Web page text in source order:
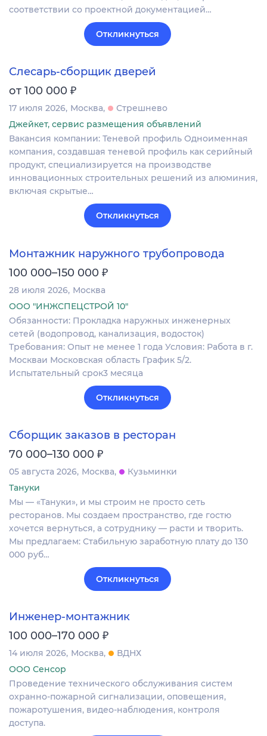
соответствии со проектной документацией…
Откликнуться
Слесарь-сборщик дверей
от 100 000 ₽
17 июля 2026 Москва
Стрешнево
Джейкет, сервис размещения объявлений
Вакансия компании: Теневой профиль Одноименная
компания, создавшая теневой профиль как серийный
продукт, специализируется на производстве
инновационных строительных решений из алюминия,
включая скрытые…
Откликнуться
Монтажник наружного трубопровода
100 000–150 000 ₽
28 июля 2026 Москва
ООО "ИНЖСПЕЦСТРОЙ 10"
Обязанности: Прокладка наружных инженерных
сетей (водопровод, канализация, водосток)
Требования: Опыт не менее 1 года Условия: Работа в г.
Москваи Московская область График 5/2.
Испытательный срок3 месяца
Откликнуться
Сборщик заказов в ресторан
70 000–130 000 ₽
05 августа 2026 Москва
Кузьминки
Тануки
Мы — «Тануки», и мы строим не просто сеть
ресторанов. Мы создаем пространство, где гостю
хочется вернуться, а сотруднику — расти и творить.
Мы предлагаем: Стабильную заработную плату до 130
000 руб…
Откликнуться
Инженер-монтажник
100 000–170 000 ₽
14 июля 2026 Москва
ВДНХ
ООО Сенсор
Проведение технического обслуживания систем
охранно-пожарной сигнализации, оповещения,
пожаротушения, видео-наблюдения, контроля
доступа.